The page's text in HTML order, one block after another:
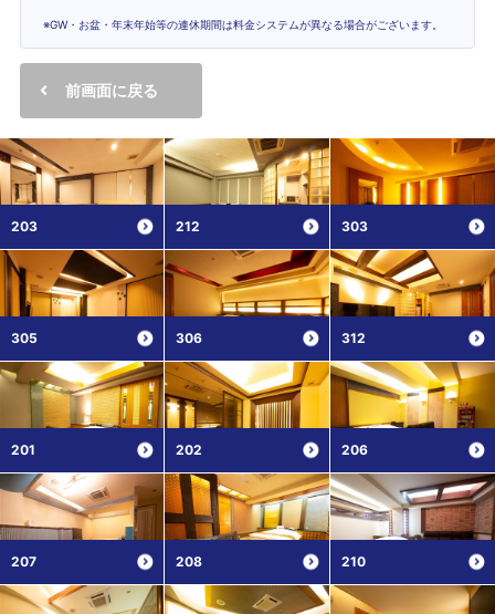
※GW・お盆・年末年始等の連休期間は料金システムが異なる場合がございます。
前画面に戻る
203 212 303
305 306 312
201 202 206
207 208 210